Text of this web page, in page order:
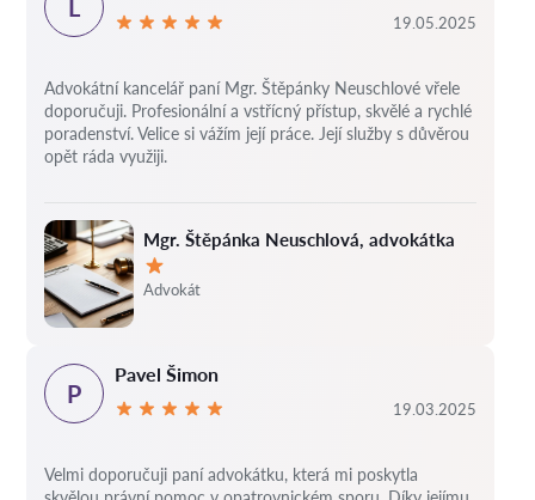
Mgr. Štěpánka Neuschlová, advokátka
Hodnocení:
Advokát
19.05.2025
Advokátní kancelář paní Mgr. Štěpánky Neuschlové vřele
doporučuji. Profesionální a vstřícný přístup, skvělé a rychlé
poradenství. Velice si vážím její práce. Její služby s důvěrou
opět ráda využiji.
P
Pavel Šimon
19.03.2025
Velmi doporučuji paní advokátku, která mi poskytla